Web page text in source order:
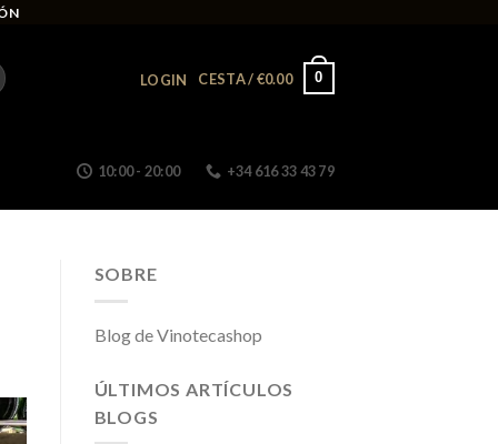
LOGIN CESTA /€0.00 0
10:00 - 20:00 +34 616 33 43 79
SOBRE
Blog de Vinotecashop
ÚLTIMOS ARTÍCULOS
BLOGS